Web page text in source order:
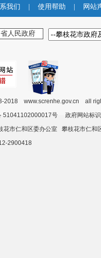
我们 使用帮助 网站
人民政府
2018 www.screnhe.gov.cn all
51041102000017号 政府网站
花市仁和区委办公室 攀枝花市仁
2900418